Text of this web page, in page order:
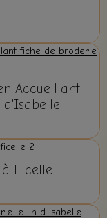
Accueillant -
Ficelle